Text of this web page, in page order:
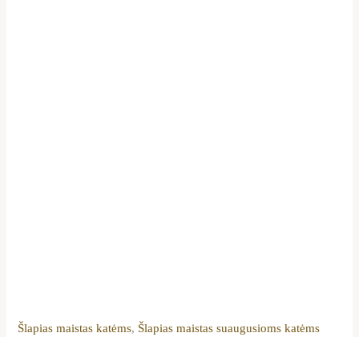
Šlapias maistas katėms, Šlapias maistas suaugusioms katėms